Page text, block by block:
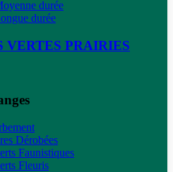
durée
durée
VERTES PRAIRIES
Dérobées
Faunistiques
Fleuris